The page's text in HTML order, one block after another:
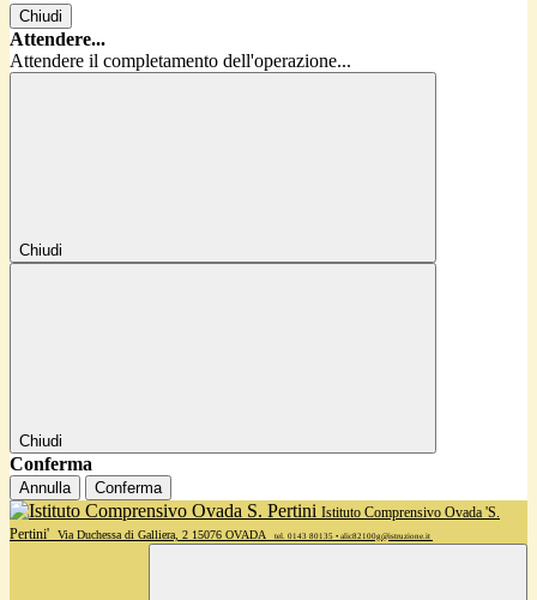
Chiudi
Attendere...
Attendere il completamento dell'operazione...
Chiudi
Chiudi
Conferma
Annulla Conferma
Istituto Comprensivo Ovada 'S.
Pertini'
Via Duchessa di Galliera, 2 15076 OVADA tel. 0143 80135 • alic82100g@istruzione.it